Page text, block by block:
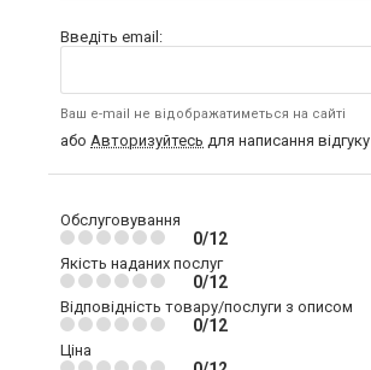
Введіть email:
Ваш e-mail не відображатиметься на сайті
або Авторизуйтесь для написання відгуку
Обслуговування
0/12
Якість наданих послуг
0/12
Відповідність товару/послуги з описом
0/12
Ціна